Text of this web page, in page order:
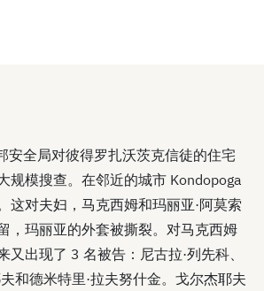
安全局对彼得罗扎沃茨克信徒的住宅
规模搜查。在邻近的城市 Kondopoga
这对夫妇，马克西姆和玛丽亚·阿莫索
，玛丽亚的外套被撕裂。对马克西姆
又出现了 3 名被告：尼古拉·列先科、
和德米特里·拉夫努什金。戈尔杰耶夫